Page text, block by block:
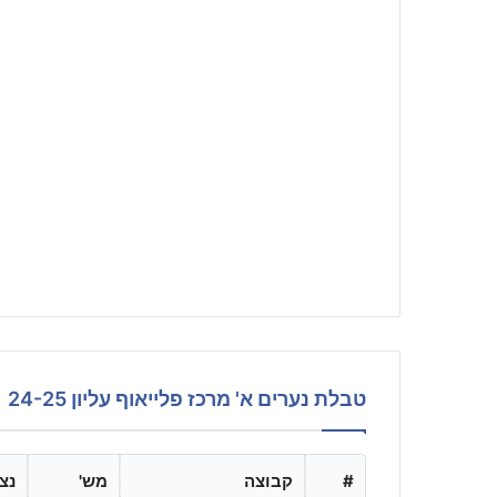
טבלת נערים א' מרכז פלייאוף עליון 24-25
# קבוצה מש'